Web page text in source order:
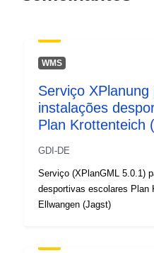
Espacial:
uriRef:
WMS
Serviço XPlanung
instalações
Plan Krottenteich
GDI-DE
Serviço (XPlanGML 5.0.1)
desportivas escolares Plan
Ellwangen (Jagst)